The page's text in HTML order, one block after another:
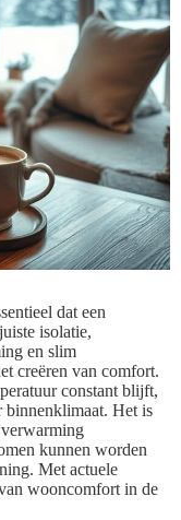
dat een
isolatie,
en slim
creëren van comfort.
constant blijft,
binnenklimaat. Het is
kunnen worden
Met actuele
wooncomfort in de